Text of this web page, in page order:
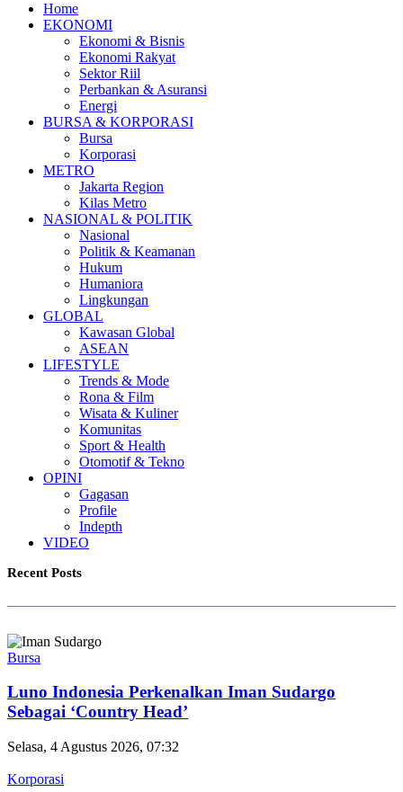
Home
EKONOMI
Ekonomi & Bisnis
Ekonomi Rakyat
Sektor Riil
Perbankan & Asuransi
Energi
BURSA & KORPORASI
Bursa
Korporasi
METRO
Jakarta Region
Kilas Metro
NASIONAL & POLITIK
Nasional
Politik & Keamanan
Hukum
Humaniora
Lingkungan
GLOBAL
Kawasan Global
ASEAN
LIFESTYLE
Trends & Mode
Rona & Film
Wisata & Kuliner
Komunitas
Sport & Health
Otomotif & Tekno
OPINI
Gagasan
Profile
Indepth
VIDEO
Recent Posts
Bursa
Luno Indonesia Perkenalkan Iman Sudargo
Sebagai ‘Country Head’
Selasa, 4 Agustus 2026, 07:32
Korporasi